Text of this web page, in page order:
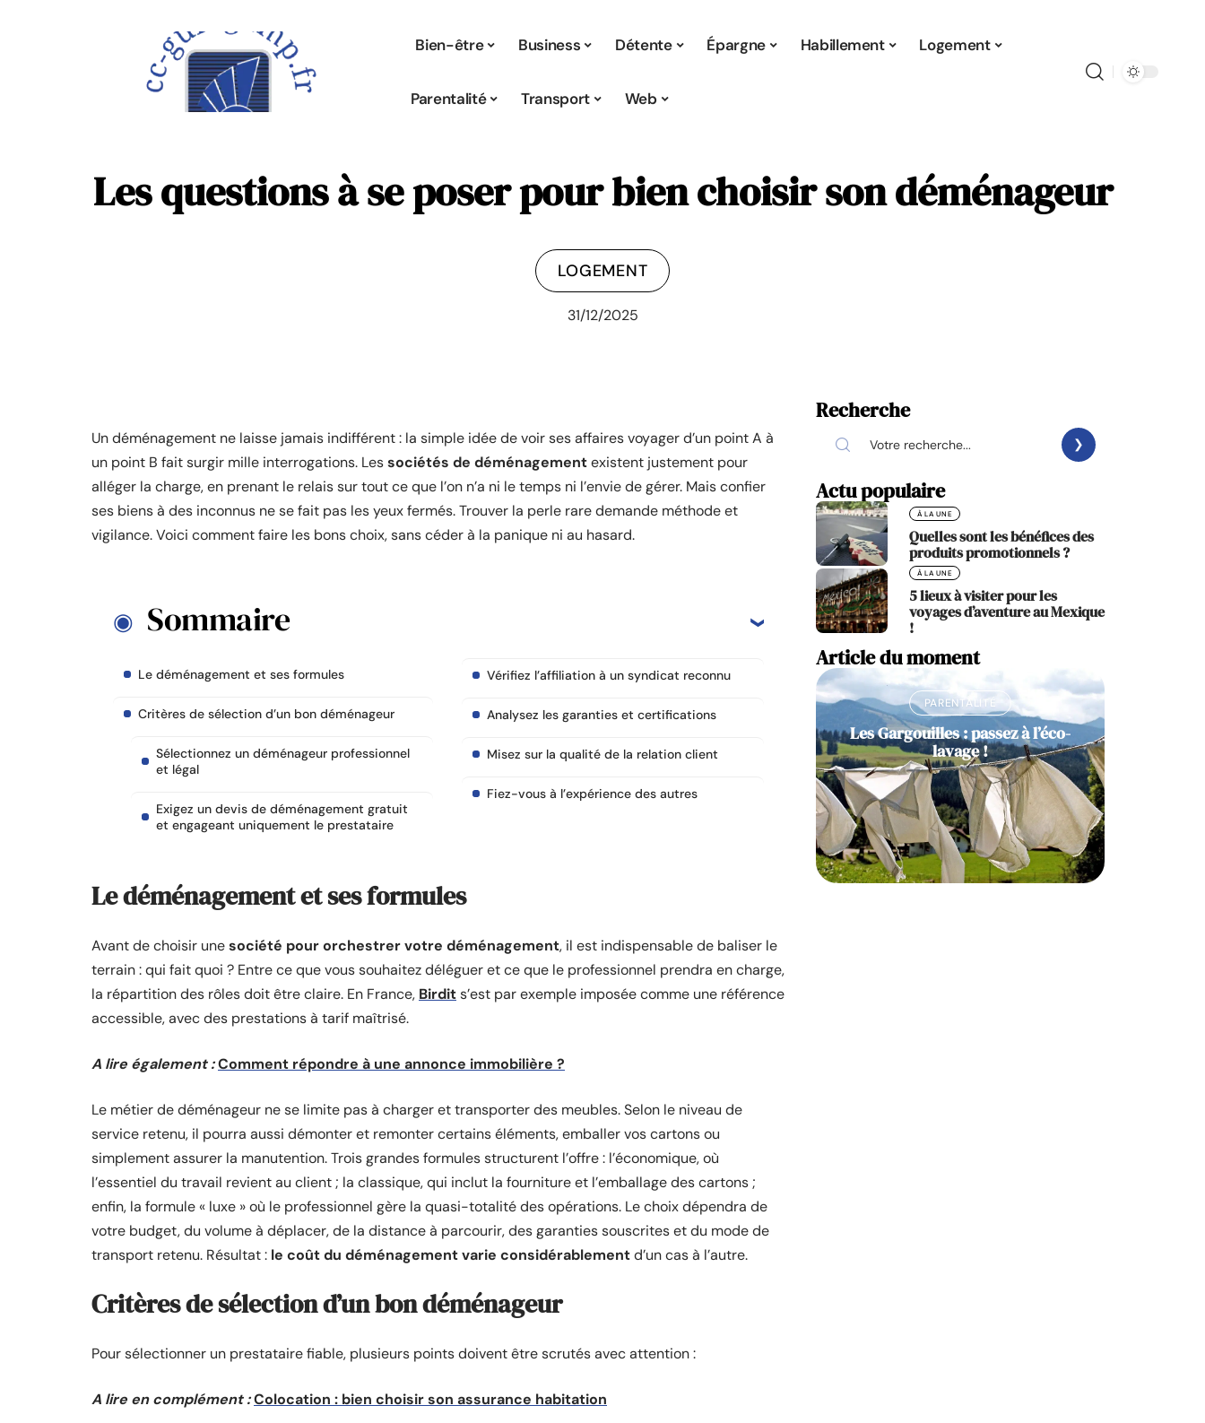
Bien-être Business Détente Épargne Habillement Logement
Parentalité Transport Web
Les questions à se poser pour bien choisir son déménageur
LOGEMENT
31/12/2025
Un déménagement ne laisse jamais indifférent : la simple idée de voir ses affaires voyager d’un point A à
un point B fait surgir mille interrogations. Lessociétés de déménagementexistent justement pour
alléger la charge, en prenant le relais sur tout ce que l’on n’a ni le temps ni l’envie de gérer. Mais confier
ses biens à des inconnus ne se fait pas les yeux fermés. Trouver la perle rare demande méthode et
vigilance. Voici comment faire les bons choix, sans céder à la panique ni au hasard.
Sommaire
Le déménagement et ses formules
Critères de sélection d’un bon déménageur
Sélectionnez un déménageur professionnel
et légal
Exigez un devis de déménagement gratuit
et engageant uniquement le prestataire
Vérifiez l’affiliation à un syndicat reconnu
Analysez les garanties et certifications
Misez sur la qualité de la relation client
Fiez-vous à l’expérience des autres
Le déménagement et ses formules
Avant de choisir unesociété pour orchestrer votre déménagement, il est indispensable de baliser le
terrain : qui fait quoi ? Entre ce que vous souhaitez déléguer et ce que le professionnel prendra en charge,
la répartition des rôles doit être claire. En France, Birdits’est par exemple imposée comme une référence
accessible, avec des prestations à tarif maîtrisé.
A lire également :Comment répondre à une annonce immobilière ?
Le métier de déménageur ne se limite pas à charger et transporter des meubles. Selon le niveau de
service retenu, il pourra aussi démonter et remonter certains éléments, emballer vos cartons ou
simplement assurer la manutention. Trois grandes formules structurent l’offre : l’économique, où
l’essentiel du travail revient au client ; la classique, qui inclut la fourniture et l’emballage des cartons ;
enfin, la formule « luxe » où le professionnel gère la quasi-totalité des opérations. Le choix dépendra de
votre budget, du volume à déplacer, de la distance à parcourir, des garanties souscrites et du mode de
transport retenu. Résultat : le coût du déménagement varie considérablementd’un cas à l’autre.
Critères de sélection d’un bon déménageur
Pour sélectionner un prestataire fiable, plusieurs points doivent être scrutés avec attention :
A lire en complément :Colocation : bien choisir son assurance habitation
Recherche
Actu populaire
À LA UNE
Quelles sont les bénéfices des
produits promotionnels ?
À LA UNE
5 lieux à visiter pour les
voyages d’aventure au Mexique
!
Article du moment
PARENTALITÉ
Les Gargouilles : passez à l’éco-
lavage !